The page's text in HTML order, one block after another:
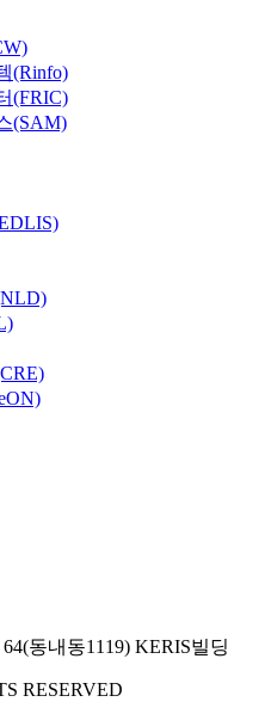
(Rinfo)
(FRIC)
(SAM)
동내동1119) KERIS빌딩
RESERVED